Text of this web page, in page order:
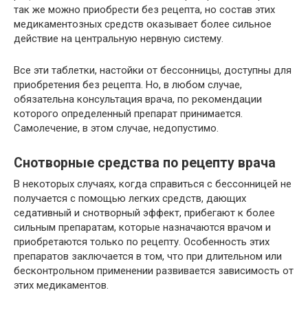
так же можно приобрести без рецепта, но состав этих
медикаментозных средств оказывает более сильное
действие на центральную нервную систему.
Все эти таблетки, настойки от бессонницы, доступны для
приобретения без рецепта. Но, в любом случае,
обязательна консультация врача, по рекомендации
которого определенный препарат принимается.
Самолечение, в этом случае, недопустимо.
Снотворные средства по рецепту врача
В некоторых случаях, когда справиться с бессонницей не
получается с помощью легких средств, дающих
седативный и снотворный эффект, прибегают к более
сильным препаратам, которые назначаются врачом и
приобретаются только по рецепту. Особенность этих
препаратов заключается в том, что при длительном или
бесконтрольном применении развивается зависимость от
этих медикаментов.